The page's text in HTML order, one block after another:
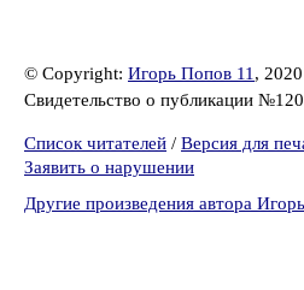
© Copyright: Игорь Попов 11 , 2020
Свидетельство о публикации
Список читателей / Версия для
Заявить о нарушении
Другие произведения автора